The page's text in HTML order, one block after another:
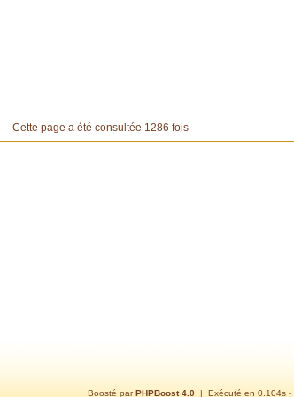
Cette page a été consultée 1286 fois
Boosté parPHPBoost 4.0 | Exécuté en 0.104s -